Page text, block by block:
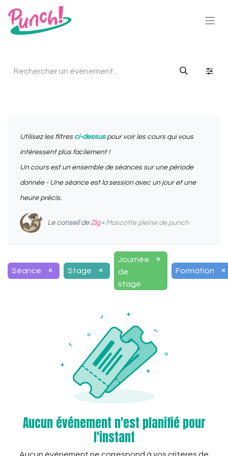
Utilisez les filtres ci-dessuspour voir les cours qui vous
intéressent plus facilement !
Un cours est un ensemble de séances sur une période
donnée - Une séance est la session avec un jour et une
heure précis.
Le conseil deZig •Mascotte pleine de punch
Séance × Stage ×
Journée
de
stage
×
Formation ×
Aucun événement n'est planifié pour
l'instant